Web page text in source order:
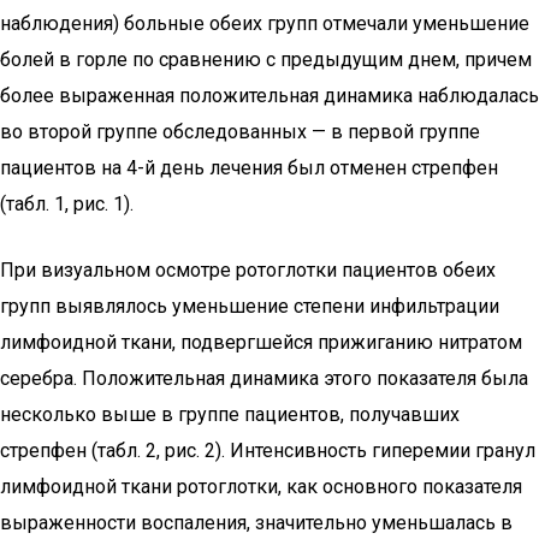
наблюдения) больные обеих групп отмечали уменьшение
болей в горле по сравнению с предыдущим днем, причем
более выраженная положительная динамика наблюдалась
во второй группе обследованных — в первой группе
пациентов на 4-й день лечения был отменен стрепфен
(табл. 1, рис. 1).
При визуальном осмотре ротоглотки пациентов обеих
групп выявлялось уменьшение степени инфильтрации
лимфоидной ткани, подвергшейся прижиганию нитратом
серебра. Положительная динамика этого показателя была
несколько выше в группе пациентов, получавших
стрепфен (табл. 2, рис. 2). Интенсивность гиперемии гранул
лимфоидной ткани ротоглотки, как основного показателя
выраженности воспаления, значительно уменьшалась в